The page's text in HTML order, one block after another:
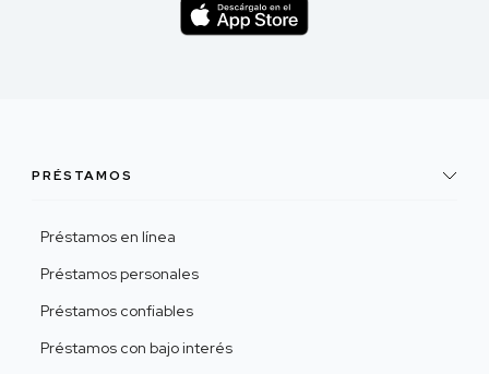
PRÉSTAMOS
Préstamos en línea
Préstamos personales
Préstamos confiables
Préstamos con bajo interés